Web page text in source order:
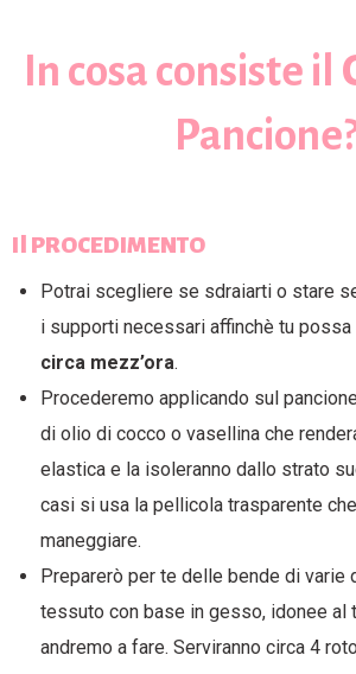
In cosa consiste il
Il PROCEDIMENTO
Potrai scegliere se sdraiarti o stare
i supporti necessari affinchè tu
circa mezz’ora.
Procederemo applicando sul
di olio di cocco o vasellina che
elastica e la isoleranno dallo strato
casi si usa la pellicola trasparente
maneggiare.
Preparerò per te delle bende di varie
tessuto con base in gesso, idonee al
andremo a fare. Serviranno circa 4